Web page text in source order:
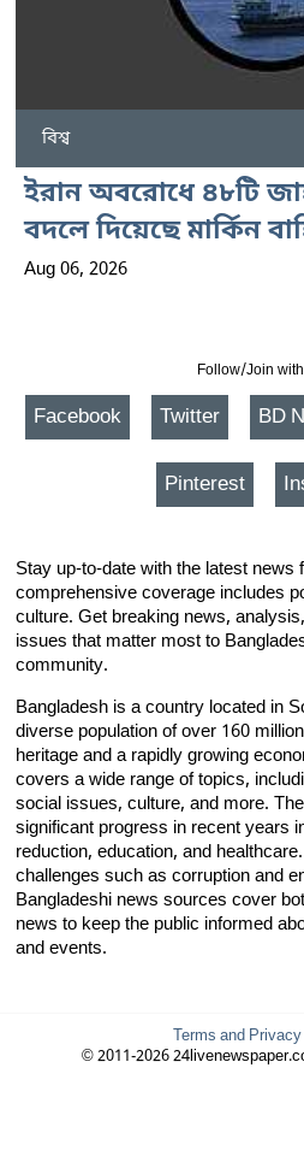
বিশ্ব
ইরান অবরোধে ৪৮টি
বদলে দিয়েছে মার্কিন
Aug 06, 2026
Follow/Join
Facebook Twitter BD
Pinterest
Stay up-to-date with the latest news
comprehensive coverage includes
culture. Get breaking news,
issues that matter most to
community.
Bangladesh is a country located in
diverse population of over 160
heritage and a rapidly growing
covers a wide range of topics,
social issues, culture, and more.
significant progress in recent years
reduction, education, and
challenges such as corruption and
Bangladeshi news sources cover
news to keep the public informed
and events.
Terms and
© 2011-2026